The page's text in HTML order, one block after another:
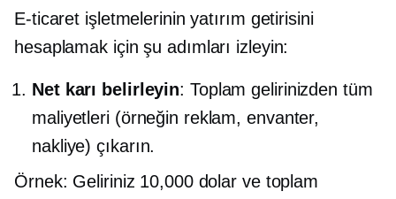
E-ticaret işletmelerinin yatırım getirisini
hesaplamak için şu adımları izleyin:
Net karı belirleyin: Toplam gelirinizden tüm
maliyetleri (örneğin reklam, envanter,
nakliye) çıkarın.
Örnek: Geliriniz 10,000 dolar ve toplam